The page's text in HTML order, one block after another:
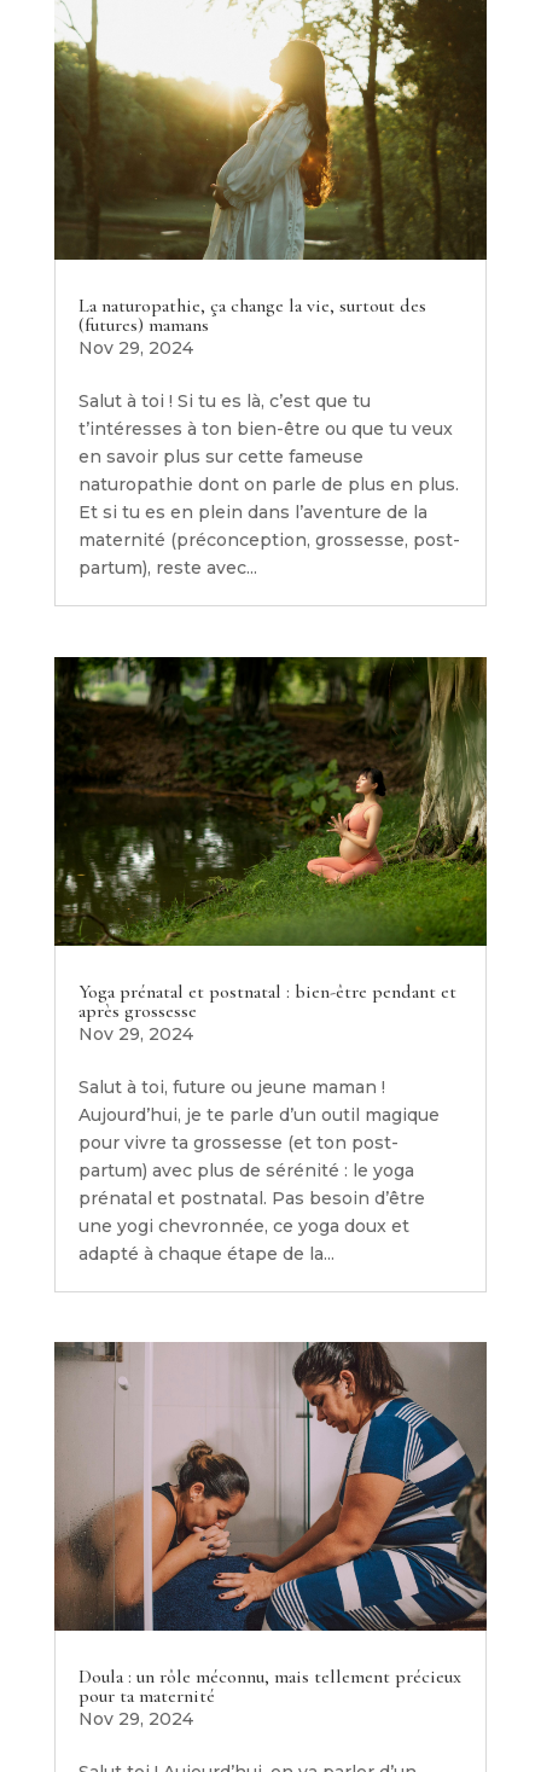
La naturopathie, ça change la vie, surtout des
(futures) mamans
Nov 29, 2024
Salut à toi ! Si tu es là, c’est que tu
t’intéresses à ton bien-être ou que tu veux
en savoir plus sur cette fameuse
naturopathie dont on parle de plus en plus.
Et si tu es en plein dans l’aventure de la
maternité (préconception, grossesse, post-
partum), reste avec...
Yoga prénatal et postnatal : bien-être pendant et
après grossesse
Nov 29, 2024
Salut à toi, future ou jeune maman !
Aujourd’hui, je te parle d’un outil magique
pour vivre ta grossesse (et ton post-
partum) avec plus de sérénité : le yoga
prénatal et postnatal. Pas besoin d’être
une yogi chevronnée, ce yoga doux et
adapté à chaque étape de la...
Doula : un rôle méconnu, mais tellement précieux
pour ta maternité
Nov 29, 2024